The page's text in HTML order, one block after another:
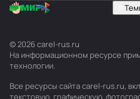
© 2026 carel-rus.ru
На информационном ресурсе
технологии.
Все ресурсы сайта carel-rus.ru,
текстовую, графическую,